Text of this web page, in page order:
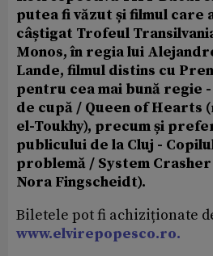
putea fi văzut și filmul care
câștigat Trofeul
Monos, în regia lui
Lande, filmul distins cu
pentru cea mai bună regie -
de cupă / Queen of Hearts
el-Toukhy), precum și
publicului de la Cluj -
problemă / System
Nora Fingscheidt).
Biletele pot fi achiziționate
www.elvirepopesco.ro.